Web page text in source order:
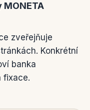
zveřejňuje
Konkrétní
banka
fixace.